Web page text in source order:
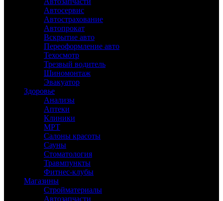
Автосервис
Автострахование
Автопрокат
Вскрытие авто
Переоформление авто
Техосмотр
Трезвый водитель
Шиномонтаж
Эвакуатор
Здоровье
Анализы
Аптеки
Клиники
МРТ
Салоны красоты
Сауны
Стоматология
Травмпункты
Фитнес-клубы
Магазины
Стройматериалы
Автозапчасти